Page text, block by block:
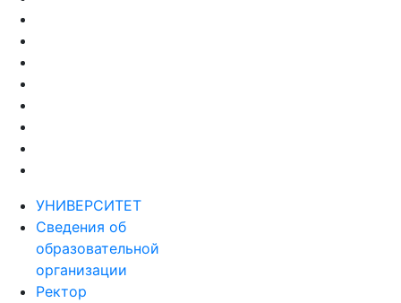
УНИВЕРСИТЕТ
Сведения об
образовательной
организации
Ректор